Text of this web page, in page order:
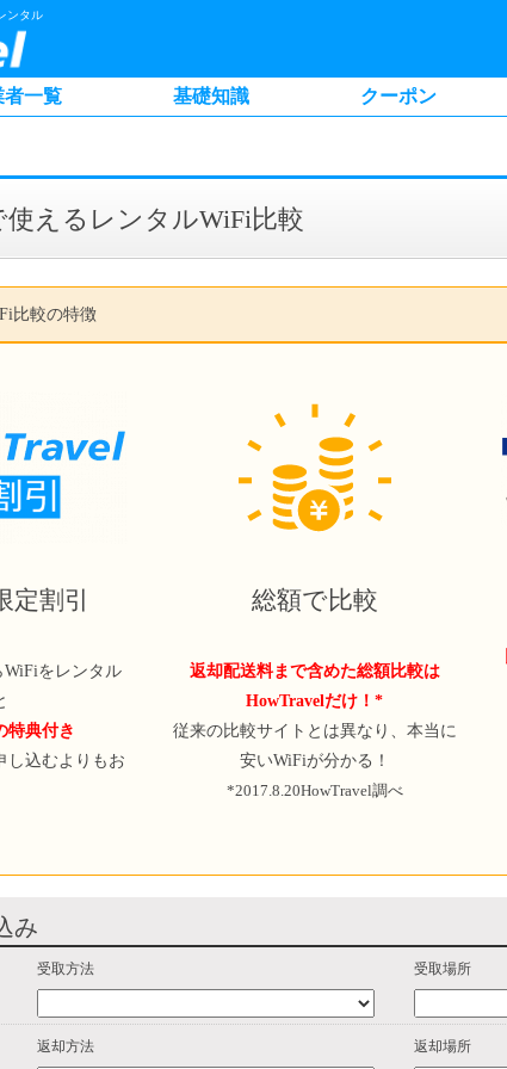
ンタル
者一覧 基礎知識 クーポン
えるレンタルWiFi比較
比較の特徴
定割引
WiFiをレンタル
特典付き
し込むよりもお
総額で比較
返却配送料まで含めた総額比較は
HowTravelだけ！*
従来の比較サイトとは異なり、本当に
安いWiFiが分かる！
*2017.8.20HowTravel調べ
み
受取方法 受取場所
返却方法 返却場所